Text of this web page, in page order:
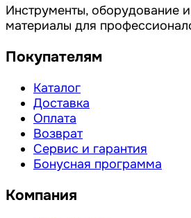
Инструменты, оборудование
материалы для
Покупателям
Каталог
Доставка
Оплата
Возврат
Сервис и гарантия
Бонусная программа
Компания